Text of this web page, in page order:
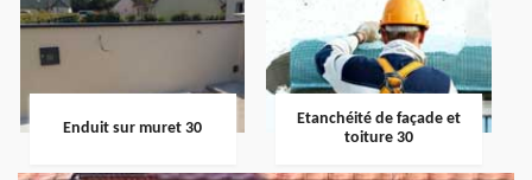
Enduit sur muret 30
Etanchéité de façade et
toiture 30